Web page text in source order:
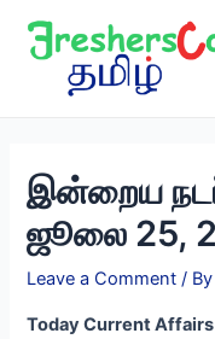
இன்றைய
ஜூலை 25,
Leave a Comment /
Today Current Affairs